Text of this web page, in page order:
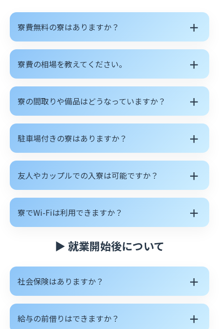
寮費無料の寮はありますか？ ＋
寮費の相場を教えてください。 ＋
寮の間取りや備品はどうなっていますか？ ＋
駐車場付きの寮はありますか？ ＋
友人やカップルでの入寮は可能ですか？ ＋
寮でWi-Fiは利用できますか？ ＋
▶ 就業開始後について
社会保険はありますか？ ＋
給与の前借りはできますか？ ＋